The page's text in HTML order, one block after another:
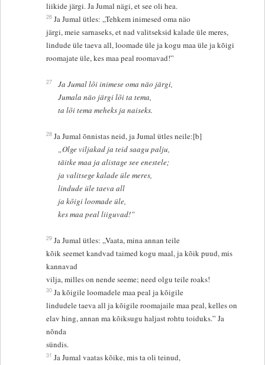
liikide järgi. Ja Jumal nägi, et see oli hea.
26 Ja Jumal ütles: „Tehkem inimesed oma näo
järgi, meie sarnaseks, et nad valitseksid kalade üle meres,
lindude üle taeva all, loomade üle ja kogu maa üle ja kõigi
roomajate üle, kes maa peal roomavad!”
27
Ja Jumal lõi inimese oma näo järgi,
Jumala näo järgi lõi ta tema,
ta lõi tema meheks ja naiseks.
28 Ja Jumal õnnistas neid, ja Jumal ütles neile:[b]
„Olge viljakad ja teid saagu palju,
täitke maa ja alistage see enestele;
ja valitsege kalade üle meres,
lindude üle taeva all
ja kõigi loomade üle,
kes maa peal liiguvad!”
29 Ja Jumal ütles: „Vaata, mina annan teile
kõik seemet kandvad taimed kogu maal, ja kõik puud, mis
kannavad
vilja, milles on nende seeme; need olgu teile roaks!
30 Ja kõigile loomadele maa peal ja kõigile
lindudele taeva all ja kõigile roomajaile maa peal, kelles on
elav hing, annan ma kõiksugu haljast rohtu toiduks.” Ja
nõnda
sündis.
31 Ja Jumal vaatas kõike, mis ta oli teinud,